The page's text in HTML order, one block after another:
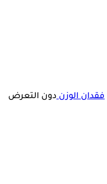
فقدان الوزندون التعرض